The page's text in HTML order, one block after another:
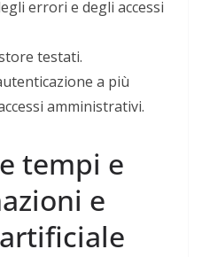
errori e degli accessi
testati.
a più
amministrativi.
tempi e
e